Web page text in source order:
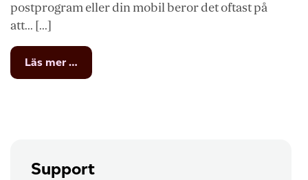
postprogram eller din mobil beror det oftast på
att... [...]
Läs mer …
Kan
Support